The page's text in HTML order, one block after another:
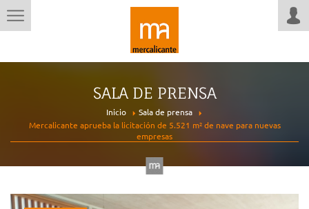
SALA DE PRENSA
Inicio
Sala de prensa
Mercalicante aprueba la licitación de 5.521 m² de nave para nuevas
empresas